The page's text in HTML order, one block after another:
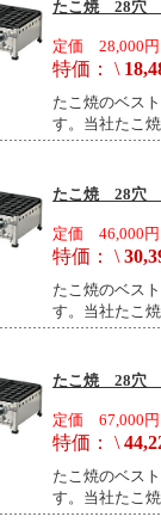
たこ焼 28穴
定価 28,000円
特価： \
たこ焼のベス
す。当社たこ
たこ焼 28穴
定価 46,000円
特価： \
たこ焼のベス
す。当社たこ
たこ焼 28穴
定価 67,000円
特価： \
たこ焼のベス
す。当社たこ